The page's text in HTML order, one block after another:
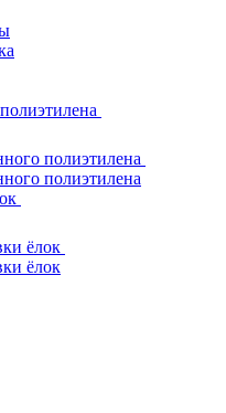
полиэтилена
полиэтилена
ёлок
ёлок